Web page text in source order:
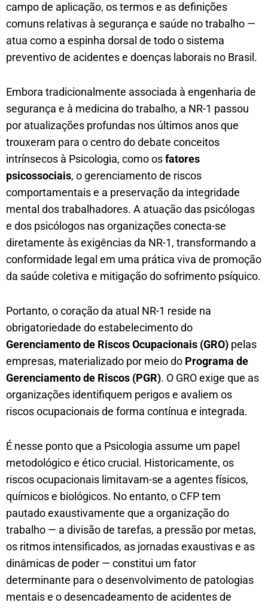
campo de aplicação, os termos e as definições
comuns relativas à segurança e saúde no trabalho —
atua como a espinha dorsal de todo o sistema
preventivo de acidentes e doenças laborais no Brasil.
Embora tradicionalmente associada à engenharia de
segurança e à medicina do trabalho, a NR-1 passou
por atualizações profundas nos últimos anos que
trouxeram para o centro do debate conceitos
intrínsecos à Psicologia, como osfatores
psicossociais, o gerenciamento de riscos
comportamentais e a preservação da integridade
mental dos trabalhadores. A atuação das psicólogas
e dos psicólogos nas organizações conecta-se
diretamente às exigências da NR-1, transformando a
conformidade legal em uma prática viva de promoção
da saúde coletiva e mitigação do sofrimento psíquico.
Portanto, o coração da atual NR-1 reside na
obrigatoriedade do estabelecimento do
Gerenciamento de Riscos Ocupacionais (GRO) pelas
empresas, materializado por meio do Programa de
Gerenciamento de Riscos (PGR). O GRO exige que as
organizações identifiquem perigos e avaliem os
riscos ocupacionais de forma contínua e integrada.
É nesse ponto que a Psicologia assume um papel
metodológico e ético crucial. Historicamente, os
riscos ocupacionais limitavam-se a agentes físicos,
químicos e biológicos. No entanto, o CFP tem
pautado exaustivamente que a organização do
trabalho — a divisão de tarefas, a pressão por metas,
os ritmos intensificados, as jornadas exaustivas e as
dinâmicas de poder — constitui um fator
determinante para o desenvolvimento de patologias
mentais e o desencadeamento de acidentes de